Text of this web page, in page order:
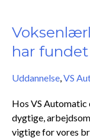
har
Uddannelse,VS
Hos VS
dygtige,
vigtige for vores
VS:
Carsten
har
han
brænder
for